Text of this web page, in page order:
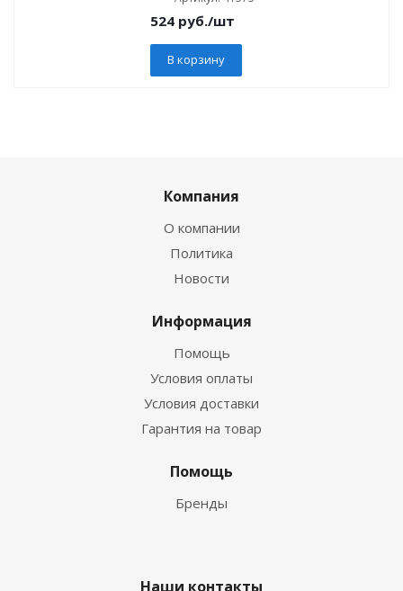
524 руб./шт
В корзину
Компания
О компании
Политика
Новости
Информация
Помощь
Условия оплаты
Условия доставки
Гарантия на товар
Помощь
Бренды
Наши контакты